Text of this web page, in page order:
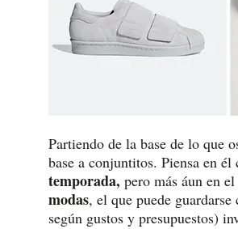
Partiendo de la base de lo que
base a conjuntitos. Piensa en
temporada, pero más áun en
modas, el que puede
según gustos y presupuestos)